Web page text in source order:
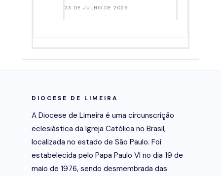
23 DE JULHO DE 2026
DIOCESE DE LIMEIRA
A Diocese de Limeira é uma circunscrição
eclesiástica da Igreja Católica no Brasil,
localizada no estado de São Paulo. Foi
estabelecida pelo Papa Paulo VI no dia 19 de
maio de 1976, sendo desmembrada das